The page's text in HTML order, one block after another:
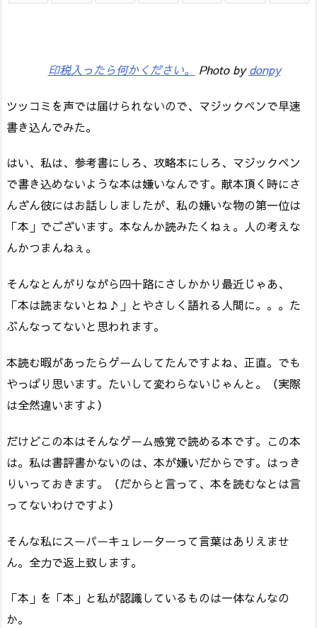
印税入ったら何かください。 Photo bydonpy
ツッコミを声では届けられないので、マジックペンで早速
書き込んでみた。
はい、私は、参考書にしろ、攻略本にしろ、マジックペン
で書き込めないような本は嫌いなんです。献本頂く時にさ
んざん彼にはお話ししましたが、私の嫌いな物の第一位は
「本」でございます。本なんか読みたくねぇ。人の考えな
んかつまんねぇ。
そんなとんがりながら四十路にさしかかり最近じゃあ、
「本は読まないとね♪」とやさしく語れる人間に。。。た
ぶんなってないと思われます。
本読む暇があったらゲームしてたんですよね、正直。でも
やっぱり思います。たいして変わらないじゃんと。（実際
は全然違いますよ）
だけどこの本はそんなゲーム感覚で読める本です。この本
は。私は書評書かないのは、本が嫌いだからです。はっき
りいっておきます。（だからと言って、本を読むなとは言
ってないわけですよ）
そんな私にスーパーキュレーターって言葉はありえませ
ん。全力で返上致します。
「本」を「本」と私が認識しているものは一体なんなの
か。